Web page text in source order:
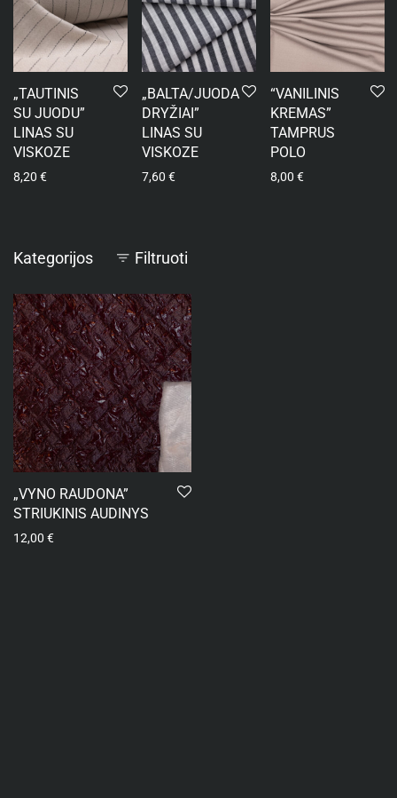
„TAUTINIS
SU JUODU”
LINAS SU
VISKOZE
8,20 €
„BALTA/JUODA
DRYŽIAI”
LINAS SU
VISKOZE
7,60 €
“VANILINIS
KREMAS”
TAMPRUS
POLO
8,00 €
Kategorijos Filtruoti
„VYNO RAUDONA”
STRIUKINIS AUDINYS
12,00 €